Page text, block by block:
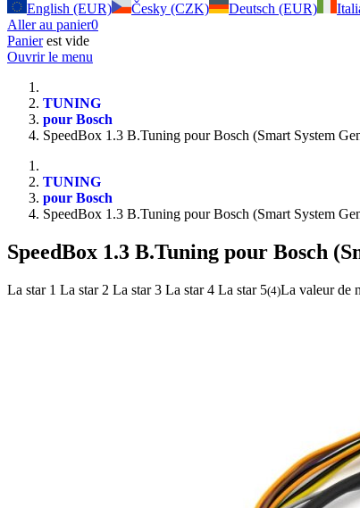
English (EUR)
Česky (CZK) Deutsch (EUR)
Aller au panier0
Panierest vide
Ouvrir le menu
TUNING
pour Bosch
SpeedBox 1.3 B.Tuning pour Bosch (Smart System
TUNING
pour Bosch
SpeedBox 1.3 B.Tuning pour Bosch (Smart System
SpeedBox 1.3 B.Tuning pour Bosch
La star 1 La star 2 La star 3 La star 4 La star 5(4)La valeur de